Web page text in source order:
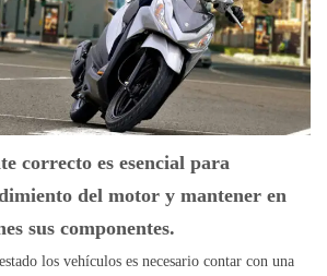
correcto es esencial para
del motor y mantener en
sus componentes.
los vehículos es necesario contar con una